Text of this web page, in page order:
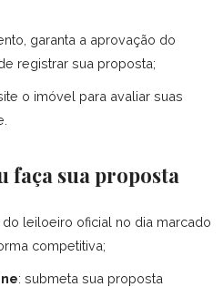
garanta a aprovação do
registrar sua proposta;
o imóvel para avaliar suas
faça sua proposta
leiloeiro oficial no dia marcado
competitiva;
: submeta sua proposta